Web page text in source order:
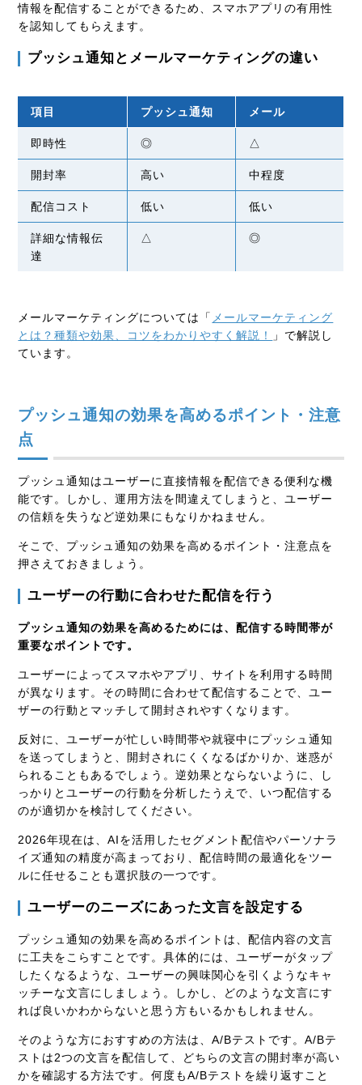
情報を配信することができるため、スマホアプリの有用性
を認知してもらえます。
プッシュ通知とメールマーケティングの違い
項目 プッシュ通知 メール
即時性 ◎ △
開封率 高い 中程度
配信コスト 低い 低い
詳細な情報伝
達
△ ◎
メールマーケティングについては「 メールマーケティング
とは？種類や効果、コツをわかりやすく解説！
」で解説し
ています。
プッシュ通知の効果を高めるポイント・注意
点
プッシュ通知はユーザーに直接情報を配信できる便利な機
能です。しかし、運用方法を間違えてしまうと、ユーザー
の信頼を失うなど逆効果にもなりかねません。
そこで、プッシュ通知の効果を高めるポイント・注意点を
押さえておきましょう。
ユーザーの行動に合わせた配信を行う
プッシュ通知の効果を高めるためには、配信する時間帯が
重要なポイントです。
ユーザーによってスマホやアプリ、サイトを利用する時間
が異なります。その時間に合わせて配信することで、ユー
ザーの行動とマッチして開封されやすくなります。
反対に、ユーザーが忙しい時間帯や就寝中にプッシュ通知
を送ってしまうと、開封されにくくなるばかりか、迷惑が
られることもあるでしょう。逆効果とならないように、し
っかりとユーザーの行動を分析したうえで、いつ配信する
のが適切かを検討してください。
2026年現在は、AIを活用したセグメント配信やパーソナラ
イズ通知の精度が高まっており、配信時間の最適化をツー
ルに任せることも選択肢の一つです。
ユーザーのニーズにあった文言を設定する
プッシュ通知の効果を高めるポイントは、配信内容の文言
に工夫をこらすことです。具体的には、ユーザーがタップ
したくなるような、ユーザーの興味関心を引くようなキャ
ッチーな文言にしましょう。しかし、どのような文言にす
れば良いかわからないと思う方もいるかもしれません。
そのような方におすすめの方法は、A/Bテストです。A/Bテ
ストは2つの文言を配信して、どちらの文言の開封率が高い
かを確認する方法です。何度もA/Bテストを繰り返すこと